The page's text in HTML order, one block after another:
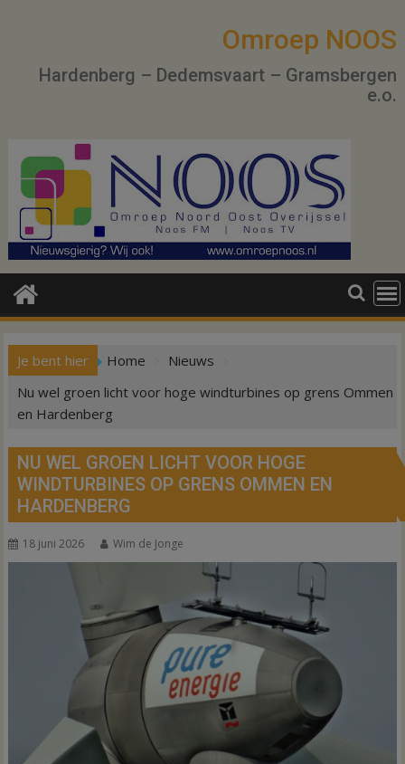
Omroep NOOS
Hardenberg – Dedemsvaart – Gramsbergen
e.o.
Je bent hier Home
Nieuws
Nu wel groen licht voor hoge windturbines op grens Ommen
en Hardenberg
NU WEL GROEN LICHT VOOR HOGE
WINDTURBINES OP GRENS OMMEN EN
HARDENBERG
18 juni 2026 Wim de Jonge